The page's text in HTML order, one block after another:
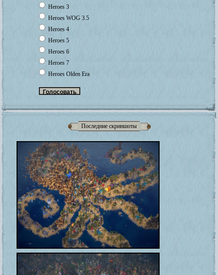
Heroes 3
Heroes WOG 3.5
Heroes 4
Heroes 5
Heroes 6
Heroes 7
Heroes Olden Era
Последние скриншоты